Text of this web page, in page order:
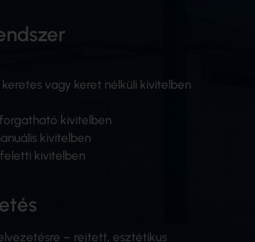
vagy keret nélküli kivitelben
kivitelben
kivitelben
kivitelben
– rejtett, esztétikus